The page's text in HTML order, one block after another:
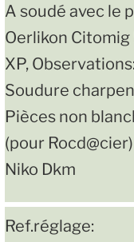
A soudé avec le
Oerlikon
XP, Observations:
Soudure
Pièces non
(pour
Niko Dkm
Ref.réglage: